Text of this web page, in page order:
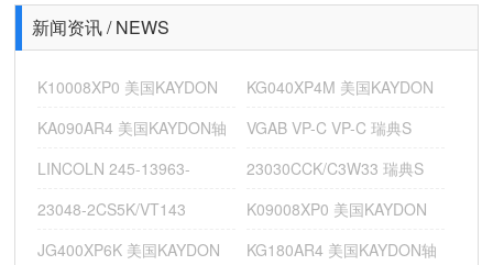
新闻资讯 / NEWS
K10008XP0 美国KAYDON
KG040XP4M 美国KAYDON
KA090AR4 美国KAYDON轴
VGAB VP-C VP-C 瑞典S
LINCOLN 245-13963-
23030CCK/C3W33 瑞典S
23048-2CS5K/VT143
K09008XP0 美国KAYDON
JG400XP6K 美国KAYDON
KG180AR4 美国KAYDON轴